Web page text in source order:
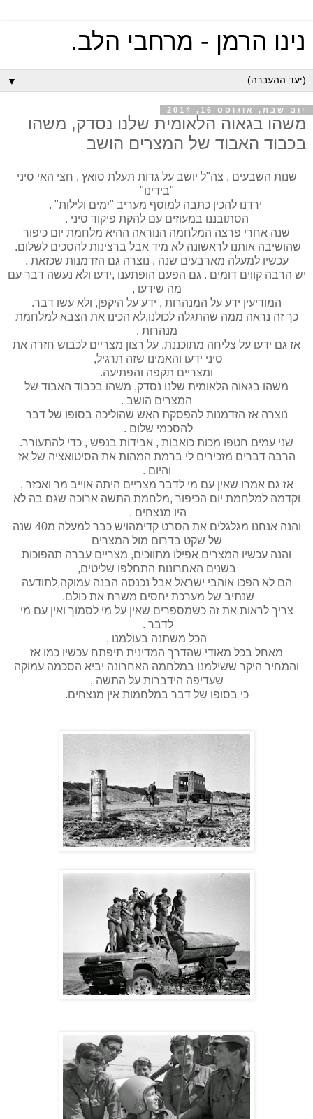
נינו הרמן - מרחבי הלב.
▼
יום שבת, אוגוסט 16, 2014
משהו בגאוה הלאומית שלנו נסדק, משהו
בכבוד האבוד של המצרים הושב
שנות השבעים , צה"ל יושב על גדות תעלת סואץ , חצי האי סיני
"בידינו"
ירדנו להכין כתבה למוסף מעריב "ימים ולילות" .
הסתובננו במעוזים עם להקת פיקוד סיני .
שנה אחרי פרצה המלחמה הנוראה ההיא מלחמת יום כיפור
שהושיבה אותנו לראשונה לא מיד אבל ברצינות להסכים לשלום.
עכשיו למעלה מארבעים שנה , נוצרה גם הזדמנות שכזאת .
יש הרבה קווים דומים . גם הפעם הופתענו ,ידעו ולא נעשה דבר עם
מה שידעו ,
המודיעין ידע על המנהרות , ידע על היקפן, ולא עשו דבר.
כך זה נראה ממה שהתגלה לכולנו,לא הכינו את הצבא למלחמת
מנהרות .
אז גם ידעו על צליחה מתוכננת, על רצון מצריים לכבוש חזרה את
סיני ידעו והאמינו שזה תרגיל,
ומצריים תקפה והפתיעה.
משהו בגאוה הלאומית שלנו נסדק, משהו בכבוד האבוד של
המצרים הושב .
נוצרה אז הזדמנות להפסקת האש שהוליכה בסופו של דבר
להסכמי שלום .
שני עמים חטפו מכות כואבות , אבידות בנפש , כדי להתעורר.
הרבה דברים מזכירים לי ברמת המהות את הסיטואציה של אז
והיום .
אז גם אמרו שאין עם מי לדבר מצריים היתה אוייב מר ואכזר ,
וקדמה למלחמת יום הכיפור ,מלחמת התשה ארוכה שגם בה לא
היו מנצחים .
והנה אנחנו מגלגלים את הסרט קדימהויש כבר למעלה מ40 שנה
של שקט בדרום מול המצרים
והנה עכשיו המצרים אפילו מתווכים, מצריים עברה תהפוכות
בשנים האחרונות התחלפו שליטים,
הם לא הפכו אוהבי ישראל אבל נכנסה הבנה עמוקה,לתודעה
שנתיב של מערכת יחסים משרת את כולם.
צריך לראות את זה כשמספרים שאין על מי לסמוך ואין עם מי
לדבר .
הכל משתנה בעולמנו ,
מאחל בכל מאודי שהדרך המדינית תיפתח עכשיו כמו אז
והמחיר היקר ששילמנו במלחמה האחרונה יביא הסכמה עמוקה
שעדיפה הידברות על התשה ,
כי בסופו של דבר במלחמות אין מנצחים.